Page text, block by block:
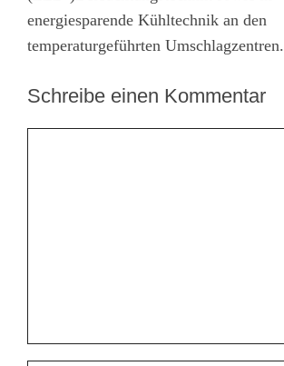
energiesparende Kühltechnik an den
temperaturgeführten Umschlagzentren.
Schreibe einen Kommentar